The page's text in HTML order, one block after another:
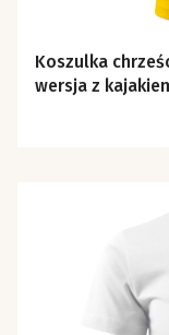
Koszulka
wersja z